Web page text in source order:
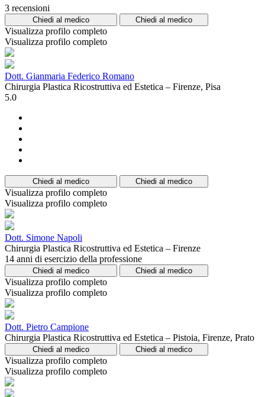
3 recensioni
Chiedi al medico Chiedi al medico
Visualizza profilo completo
Visualizza profilo completo
Dott. Gianmaria Federico Romano
Chirurgia Plastica Ricostruttiva ed Estetica – Firenze, Pisa
5.0
Chiedi al medico Chiedi al medico
Visualizza profilo completo
Visualizza profilo completo
Dott. Simone Napoli
Chirurgia Plastica Ricostruttiva ed Estetica – Firenze
14 anni di esercizio della professione
Chiedi al medico Chiedi al medico
Visualizza profilo completo
Visualizza profilo completo
Dott. Pietro Campione
Chirurgia Plastica Ricostruttiva ed Estetica – Pistoia, Firenze, Prato
Chiedi al medico Chiedi al medico
Visualizza profilo completo
Visualizza profilo completo